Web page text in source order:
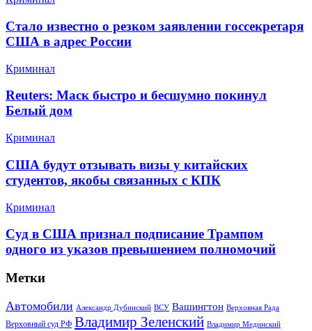
Стало известно о резком заявлении госсекретаря
США в адрес России
Криминал
Reuters: Маск быстро и бесшумно покинул
Белый дом
Криминал
США будут отзывать визы у китайских
студентов, якобы связанных с КПК
Криминал
Суд в США признал подписание Трампом
одного из указов превышением полномочий
Метки
Автомобили Александр Дубинский ВСУ Вашингтон Верховная Рада
Верховный суд РФ Владимир Зеленский Владимир Мединский